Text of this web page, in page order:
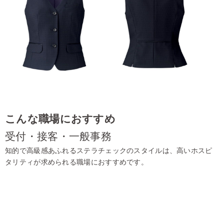
こんな職場におすすめ
受付・接客・一般事務
知的で高級感あふれるステラチェックのスタイルは、高いホスピ
タリティが求められる職場におすすめです。